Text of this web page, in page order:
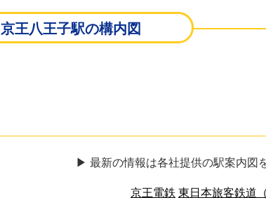
京王八王子駅の構内図
▶ 最新の情報は各社提供の駅案内図
京王電鉄 東日本旅客鉄道